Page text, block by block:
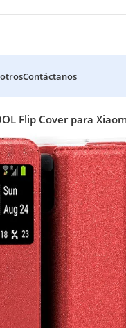
Contáctanos
Flip Cover para